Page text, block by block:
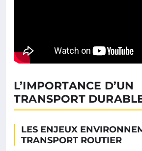
L’IMPORTANCE D’UN
TRANSPORT
LES ENJEUX
TRANSPORT ROUTIER